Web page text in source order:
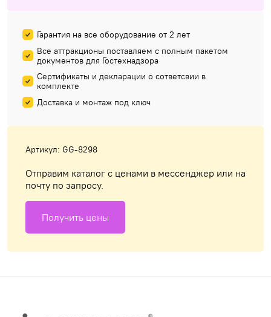
Гарантия на все оборудование от 2 лет
Все аттракционы поставляем с полным пакетом
документов для Гостехнадзора
Сертификаты и декларации о сответсвии в
комплекте
Доставка и монтаж под ключ
Артикул: GG-8298
Отправим каталог с ценами в мессенджер или на
почту по запросу.
Получить цены